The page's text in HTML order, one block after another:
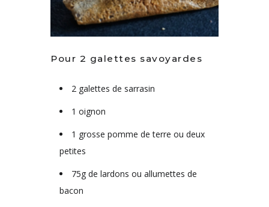
Pour 2 galettes savoyardes
2 galettes de sarrasin
1 oignon
1 grosse pomme de terre ou deux
petites
75g de lardons ou allumettes de
bacon